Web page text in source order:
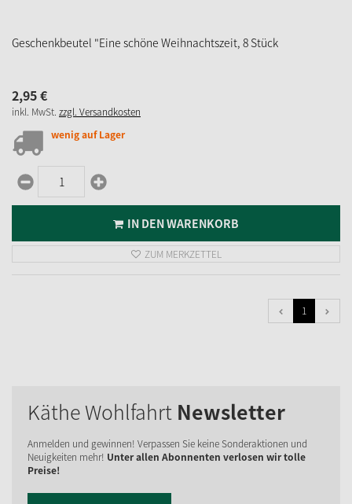
Geschenkbeutel "Eine schöne Weihnachtszeit, 8 Stück
2,95€
inkl. MwSt. zzgl. Versandkosten
wenig auf Lager
IN DEN WARENKORB
ZUM MERKZETTEL
1
Käthe Wohlfahrt Newsletter
Anmelden und gewinnen! Verpassen Sie keine Sonderaktionen und
Neuigkeiten mehr! Unter allen Abonnenten verlosen wir tolle
Preise!